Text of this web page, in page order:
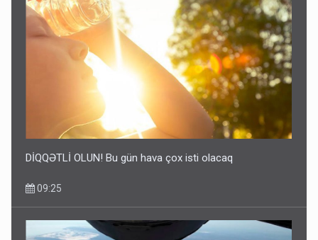
DİQQƏTLİ OLUN! Bu gün hava çox isti olacaq
09:25